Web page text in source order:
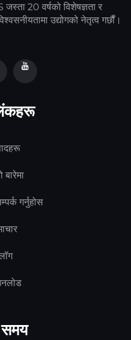
20 वर्षको विशेषज्ञता र
उद्योगको नेतृत्व गर्छौं।
बारेमा
गर्नुहोस